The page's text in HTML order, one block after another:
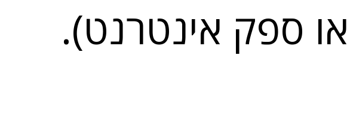
או ספק אינטרנט).